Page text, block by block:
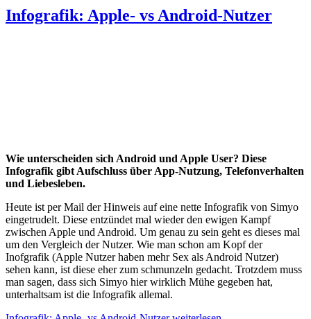
Infografik: Apple- vs Android-Nutzer
Wie unterscheiden sich Android und Apple User? Diese
Infografik gibt Aufschluss über App-Nutzung, Telefonverhalten
und Liebesleben.
Heute ist per Mail der Hinweis auf eine nette Infografik von Simyo
eingetrudelt. Diese entzündet mal wieder den ewigen Kampf
zwischen Apple und Android. Um genau zu sein geht es dieses mal
um den Vergleich der Nutzer. Wie man schon am Kopf der
Inofgrafik (Apple Nutzer haben mehr Sex als Android Nutzer)
sehen kann, ist diese eher zum schmunzeln gedacht. Trotzdem muss
man sagen, dass sich Simyo hier wirklich Mühe gegeben hat,
unterhaltsam ist die Infografik allemal.